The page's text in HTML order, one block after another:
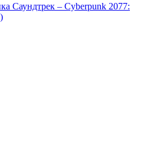
Саундтрек – Cyberpunk 2077: